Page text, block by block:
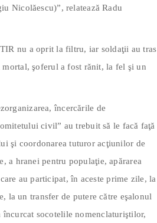
Nicolăescu)”, relatează Radu
nu a oprit la filtru, iar soldaţii au tras
mortal, şoferul a fost rănit, la fel şi un
încercările de
civil” au trebuit să le facă faţă
şi coordonarea tuturor acţiunilor de
a hranei pentru populaţie, apărarea
au participat, în aceste prime zile, la
la un transfer de putere către eşalonul
socotelile nomenclaturiştilor,